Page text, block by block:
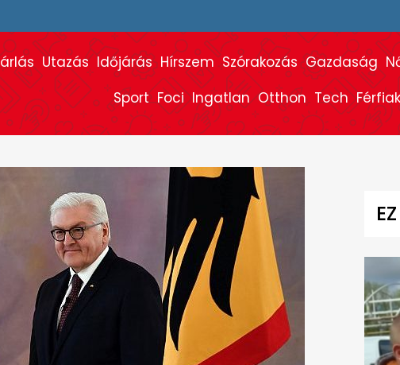
Utazás Időjárás Hírszem Szórakozás Gazdaság
Sport Foci Ingatlan Otthon Tech Férfiak